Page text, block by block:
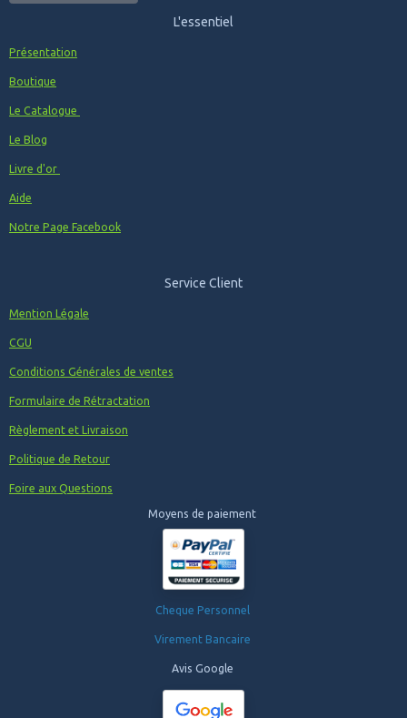
L'essentiel
Présentation
Boutique
Le Catalogue
Le Blog
Livre d'or
Aide
Notre Page Facebook
Service Client
Mention Légale
CGU
Conditions Générales de ventes
Formulaire de Rétractation
Règlement et Livraison
Politique de Retour
Foire aux Questions
Moyens de paiement
Cheque Personnel
Virement Bancaire
Avis Google